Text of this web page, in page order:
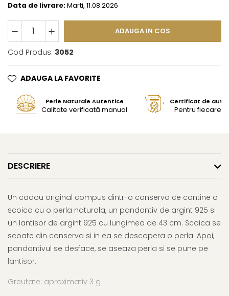
Data de livrare:Marti, 11.08.2026
ADAUGA IN COS
Cod Produs: 3052
ADAUGA LA FAVORITE
Perle Naturale Autentice
Calitate verificată manual
Certificat de
Pentru fiecare
DESCRIERE
Un cadou original compus dintr-o conserva ce contine o
scoica cu o perla naturala, un pandantiv de argint 925 si
un lantisor de argint 925 cu lungimea de 43 cm. Scoica se
scoate din conserva si in ea se descopera o perla. Apoi,
pandantivul se desface, se aseaza perla si se pune pe
lantisor.
Greutate: aproximativ 3 g